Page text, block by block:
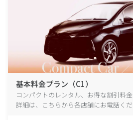
基本料金プラン（C1）
コンパクトのレンタル、お得な割引料
詳細は、こちらから各店舗にお電話くだ